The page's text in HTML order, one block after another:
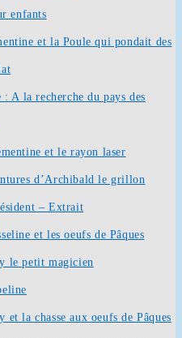
enfants
et la Poule qui pondait des
A la recherche du pays des
et le rayon laser
d’Archibald le grillon
– Extrait
et les oeufs de Pâques
le petit magicien
et la chasse aux oeufs de Pâques